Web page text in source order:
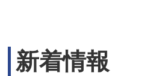
新着情報